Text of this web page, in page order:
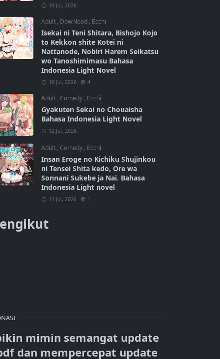
10 Jul, 2026
Adult , Download , Ecchi
Isekai ni Teni Shitara, Bishojo Kojo
to Kekkon shite Kotei ni
Nattanode, Nobiri Harem Seikatsu
wo Tanoshimimasu Bahasa
Indonesia Light Novel
10 Jul, 2026 4
Adult , Comedy , Ecchi
Gyakuten Sekai no Chouaisha
Bahasa Indonesia Light Novel
12 Jul, 2026
Adult , Comedy , Ecchi
Insan Eroge no Kichiku Shujinkou
ni Tensei Shita kedo, Ore wa
Sonnani Sukebe ja Nai. Bahasa
Indonesia Light novel
11 Jul, 2026 1
mimin semangat update
dan mempercepat update